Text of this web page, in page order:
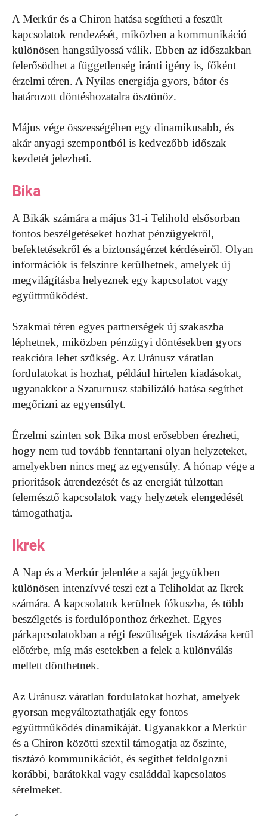
A Merkúr és a Chiron hatása segítheti a feszült
kapcsolatok rendezését, miközben a kommunikáció
különösen hangsúlyossá válik. Ebben az időszakban
felerősödhet a függetlenség iránti igény is, főként
érzelmi téren. A Nyilas energiája gyors, bátor és
határozott döntéshozatalra ösztönöz.
Május vége összességében egy dinamikusabb, és
akár anyagi szempontból is kedvezőbb időszak
kezdetét jelezheti.
Bika
A Bikák számára a május 31-i Telihold elsősorban
fontos beszélgetéseket hozhat pénzügyekről,
befektetésekről és a biztonságérzet kérdéseiről. Olyan
információk is felszínre kerülhetnek, amelyek új
megvilágításba helyeznek egy kapcsolatot vagy
együttműködést.
Szakmai téren egyes partnerségek új szakaszba
léphetnek, miközben pénzügyi döntésekben gyors
reakcióra lehet szükség. Az Uránusz váratlan
fordulatokat is hozhat, például hirtelen kiadásokat,
ugyanakkor a Szaturnusz stabilizáló hatása segíthet
megőrizni az egyensúlyt.
Érzelmi szinten sok Bika most erősebben érezheti,
hogy nem tud tovább fenntartani olyan helyzeteket,
amelyekben nincs meg az egyensúly. A hónap vége a
prioritások átrendezését és az energiát túlzottan
felemésztő kapcsolatok vagy helyzetek elengedését
támogathatja.
Ikrek
A Nap és a Merkúr jelenléte a saját jegyükben
különösen intenzívvé teszi ezt a Teliholdat az Ikrek
számára. A kapcsolatok kerülnek fókuszba, és több
beszélgetés is fordulóponthoz érkezhet. Egyes
párkapcsolatokban a régi feszültségek tisztázása kerül
előtérbe, míg más esetekben a felek a különválás
mellett dönthetnek.
Az Uránusz váratlan fordulatokat hozhat, amelyek
gyorsan megváltoztathatják egy fontos
együttműködés dinamikáját. Ugyanakkor a Merkúr
és a Chiron közötti szextil támogatja az őszinte,
tisztázó kommunikációt, és segíthet feldolgozni
korábbi, barátokkal vagy családdal kapcsolatos
sérelmeket.